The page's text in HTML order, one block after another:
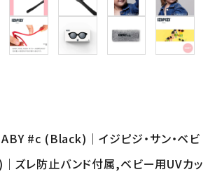
person 新規会員登録
#c (Black)｜イジピジ・サン・ベビ
｜ズレ防止バンド付属,ベビー用UVカッ